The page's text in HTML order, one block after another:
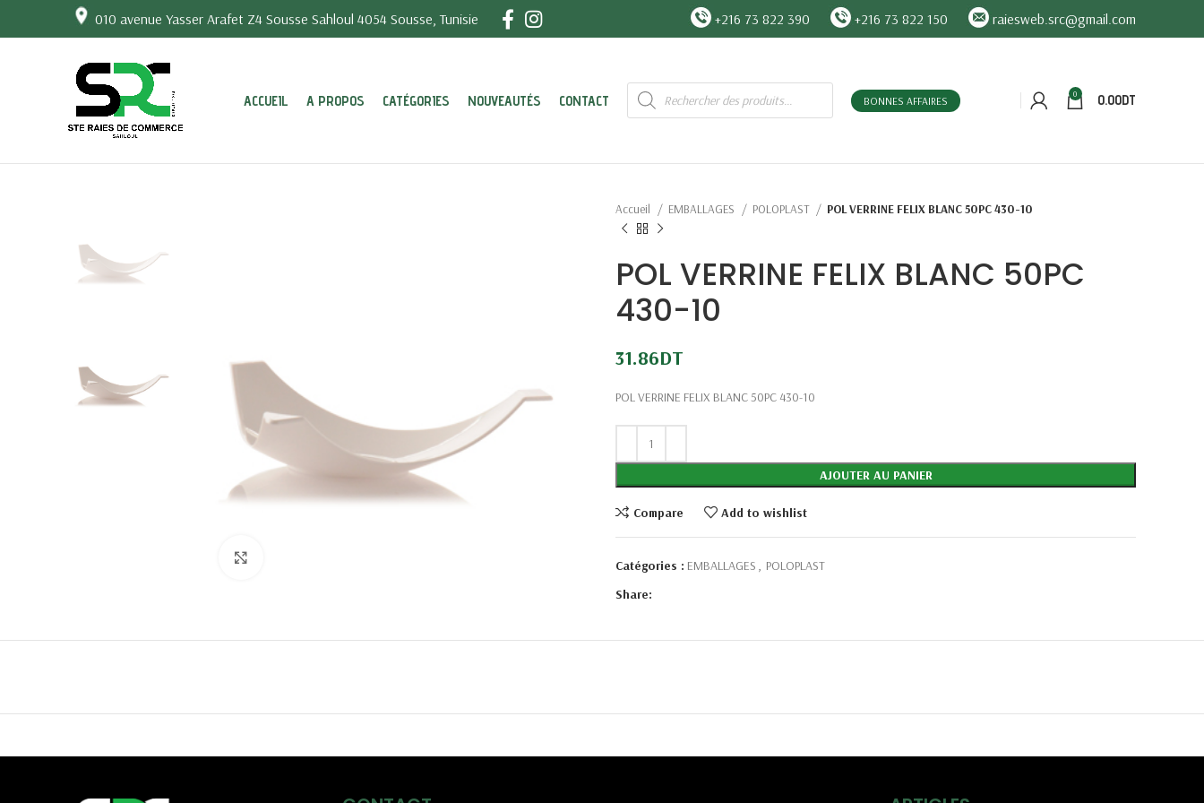
010 avenue Yasser Arafet Z4 Sousse Sahloul 4054 Sousse, Tunisie +216 73 822 390 +216 73 822 150 raiesweb.src@gmail.com
ACCUEIL A PROPOS CATÉGORIES NOUVEAUTÉS CONTACT
Recherche
de
produits
BONNES AFFAIRES
0 0.00DT
Accueil EMBALLAGES POLOPLAST POL VERRINE FELIX BLANC 50PC 430-10
POL VERRINE FELIX BLANC 50PC
430-10
31.86DT
POL VERRINE FELIX BLANC 50PC 430-10
AJOUTER AU PANIER
Compare Add to wishlist
Catégories : EMBALLAGES , POLOPLAST
Share: